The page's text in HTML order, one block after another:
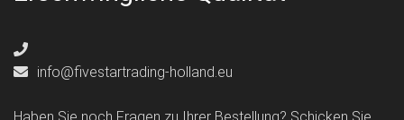
info@fivestartrading-holland.eu